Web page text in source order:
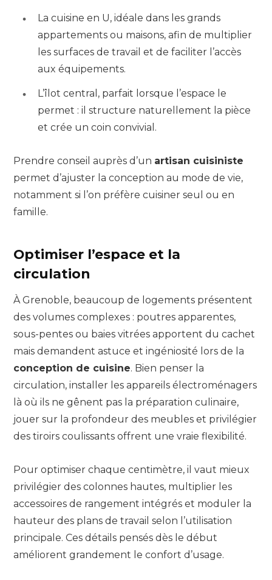
La cuisine en U, idéale dans les grands
appartements ou maisons, afin de multiplier
les surfaces de travail et de faciliter l’accès
aux équipements.
L’îlot central, parfait lorsque l’espace le
permet : il structure naturellement la pièce
et crée un coin convivial.
Prendre conseil auprès d’un artisan cuisiniste
permet d’ajuster la conception au mode de vie,
notamment si l’on préfère cuisiner seul ou en
famille.
Optimiser l’espace et la
circulation
À Grenoble, beaucoup de logements présentent
des volumes complexes : poutres apparentes,
sous-pentes ou baies vitrées apportent du cachet
mais demandent astuce et ingéniosité lors de la
conception de cuisine. Bien penser la
circulation, installer les appareils électroménagers
là où ils ne gênent pas la préparation culinaire,
jouer sur la profondeur des meubles et privilégier
des tiroirs coulissants offrent une vraie flexibilité.
Pour optimiser chaque centimètre, il vaut mieux
privilégier des colonnes hautes, multiplier les
accessoires de rangement intégrés et moduler la
hauteur des plans de travail selon l’utilisation
principale. Ces détails pensés dès le début
améliorent grandement le confort d’usage.